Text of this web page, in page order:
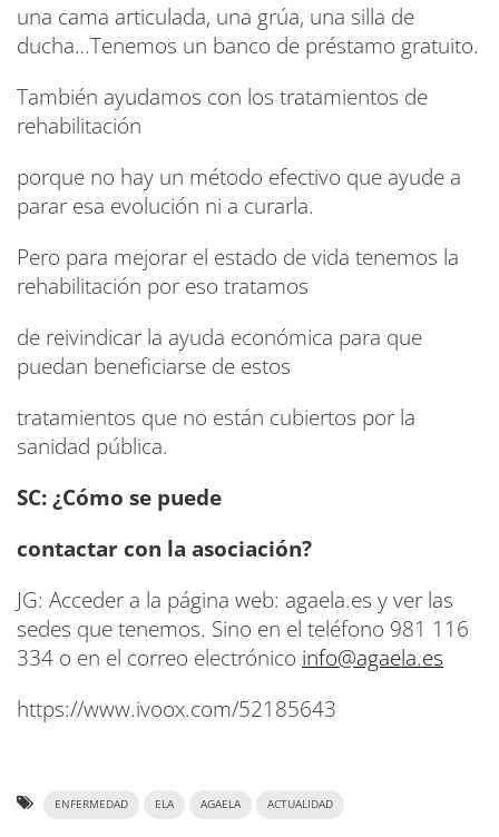
una cama articulada, una grúa, una silla de
ducha…Tenemos un banco de préstamo gratuito.
También ayudamos con los tratamientos de
rehabilitación
porque no hay un método efectivo que ayude a
parar esa evolución ni a curarla.
Pero para mejorar el estado de vida tenemos la
rehabilitación por eso tratamos
de reivindicar la ayuda económica para que
puedan beneficiarse de estos
tratamientos que no están cubiertos por la
sanidad pública.
SC: ¿Cómo se puede
contactar con la asociación?
JG: Acceder a la página web: agaela.es y ver las
sedes que tenemos. Sino en el teléfono 981 116
334 o en el correo electrónico info@agaela.es
https://www.ivoox.com/52185643
ENFERMEDAD ELA AGAELA ACTUALIDAD